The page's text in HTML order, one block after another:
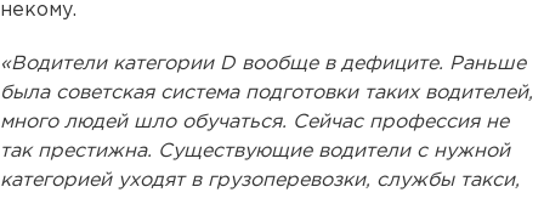
некому.
«Водители категории D вообще в дефиците. Раньше
была советская система подготовки таких водителей,
много людей шло обучаться. Сейчас профессия не
так престижна. Существующие водители с нужной
категорией уходят в грузоперевозки, службы такси,